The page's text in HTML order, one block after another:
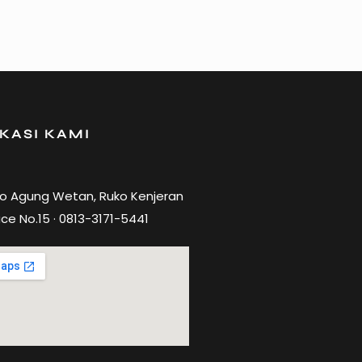
KAMI
Agung Wetan, Ruko Kenjeran
No.15 · 0813-3171-5441